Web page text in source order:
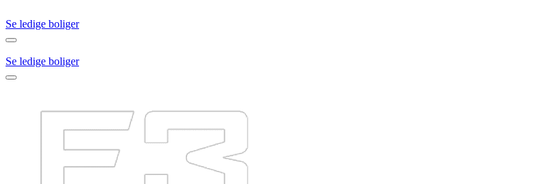
Se ledige boliger
Se ledige boliger